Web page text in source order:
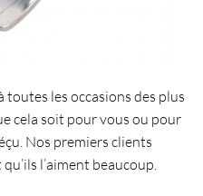
toutes les occasions des plus
cela soit pour vous ou pour
Nos premiers clients
l’aiment beaucoup.